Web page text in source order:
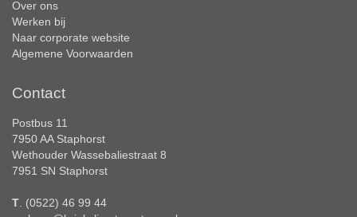
Over ons
Werken bij
Naar corporate website
Algemene Voorwaarden
Contact
Postbus 11
7950 AA Staphorst
Wethouder Wassebaliestraat 8
7951 SN Staphorst
T . (0522) 46 99 44